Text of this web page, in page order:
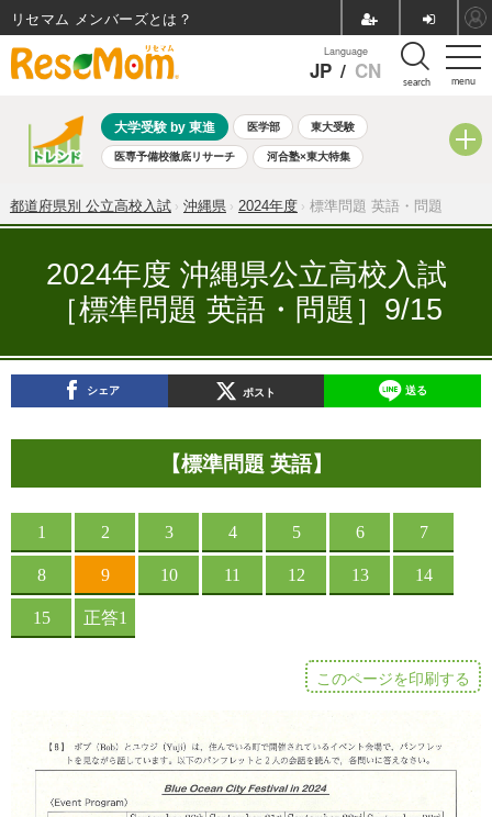
menu
Language
JP / CN search
大学受験 by 東進 医学部 東大受験
医専予備校徹底リサーチ 河合塾×東大特集
共通テスト 夏休み 8月開催学校説明会・相談会
自由研究教材（小学生向け） 自由研究教材（中学生向け）
ランキング
都道府県別 公立高校入試 沖縄県 2024年度 標準問題 英語・問題
2024年度 沖縄県公立高校入試
［標準問題 英語・問題］9/15
シェア ポスト 送る
【標準問題 英語】
このページを印刷する
リセマム メンバーズ